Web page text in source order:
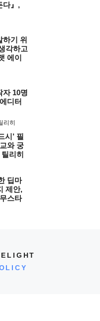
다』,
하기 위
각하고
에이
자 10명
디터
리히
시’ 필
와 궁
리히
딥마
제안,
스타